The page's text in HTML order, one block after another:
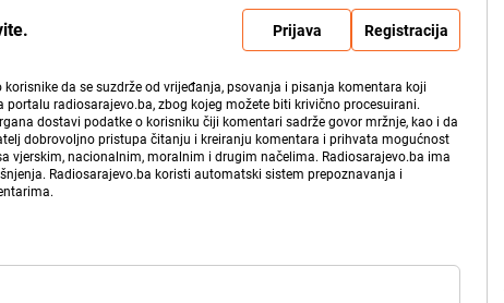
Prijava Registracija
da se suzdrže od vrijeđanja, psovanja i pisanja komentara koji
radiosarajevo.ba, zbog kojeg možete biti krivično procesuirani.
dostavi podatke o korisniku čiji komentari sadrže govor mržnje, kao i da
dobrovoljno pristupa čitanju i kreiranju komentara i prihvata mogućnost
nacionalnim, moralnim i drugim načelima. Radiosarajevo.ba ima
Radiosarajevo.ba koristi automatski sistem prepoznavanja i